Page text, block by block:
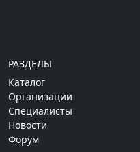
РАЗДЕЛЫ
Каталог
Организации
Специалисты
Новости
Форум